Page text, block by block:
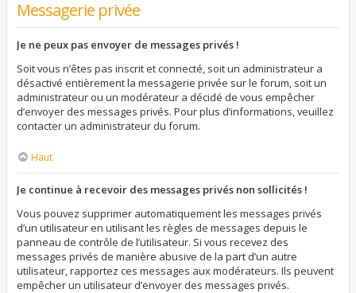
Messagerie privée
Je ne peux pas envoyer de messages privés !
Soit vous n’êtes pas inscrit et connecté, soit un administrateur a
désactivé entièrement la messagerie privée sur le forum, soit un
administrateur ou un modérateur a décidé de vous empêcher
d’envoyer des messages privés. Pour plus d’informations, veuillez
contacter un administrateur du forum.
Haut
Je continue à recevoir des messages privés non sollicités !
Vous pouvez supprimer automatiquement les messages privés
d’un utilisateur en utilisant les règles de messages depuis le
panneau de contrôle de l’utilisateur. Si vous recevez des
messages privés de manière abusive de la part d’un autre
utilisateur, rapportez ces messages aux modérateurs. Ils peuvent
empêcher un utilisateur d’envoyer des messages privés.